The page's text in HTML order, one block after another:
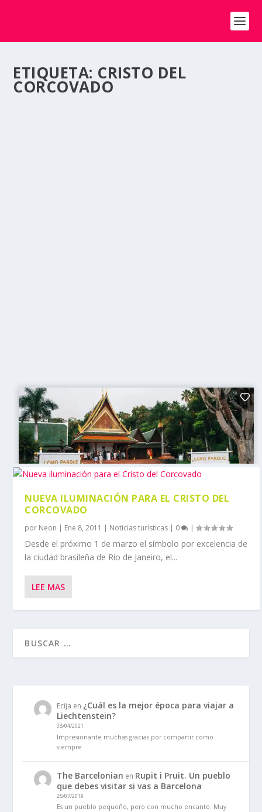
ETIQUETA: CRISTO DEL
CORCOVADO
NUEVA ILUMINACIÓN PARA EL CRISTO DEL
CORCOVADO
por Neon | Ene 8, 2011 | Noticias turísticas | 0 |
Desde el próximo 1 de marzo el símbolo por excelencia de
la ciudad brasileña de Río de Janeiro, el...
LEE MAS
Ecija en ¿Cuál es la mejor época para viajar a
Liechtenstein?
08/04/2021
Impresionante muchas gracias por compartir como
siempre
The Barcelonian en Rupit i Pruit. Un pueblo
que debes visitar si vas a Barcelona
25/07/2019
Es un pueblo pequeño, pero con mucho encanto. Muy